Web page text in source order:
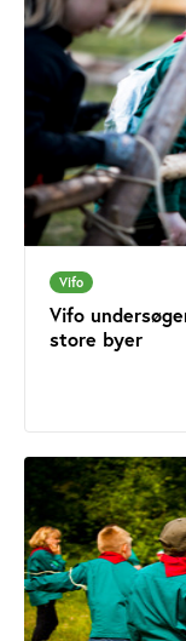
Vifo
Vifo
store byer